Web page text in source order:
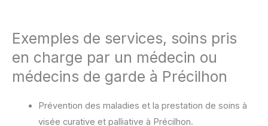
Exemples de services, soins pris
en charge par un médecin ou
médecins de garde à Précilhon
Prévention des maladies et la prestation de soins à
visée curative et palliative à Précilhon.